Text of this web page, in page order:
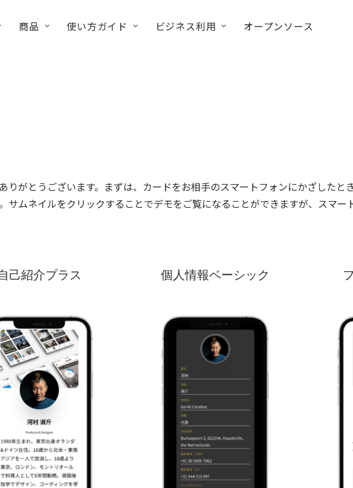
商品 使い方ガイド ビジネス利用 オープンソース
りがとうございます。まずは、カードをお相手のスマートフォンにかざしたと
サムネイルをクリックすることでデモをご覧になることができますが、スマー
己紹介プラス
ライト
個人情報ベーシック
ダーク